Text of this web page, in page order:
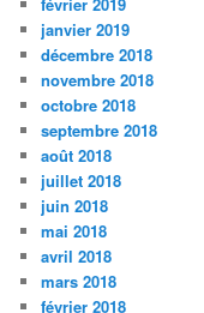
février 2019
janvier 2019
décembre 2018
novembre 2018
octobre 2018
septembre 2018
août 2018
juillet 2018
juin 2018
mai 2018
avril 2018
mars 2018
février 2018